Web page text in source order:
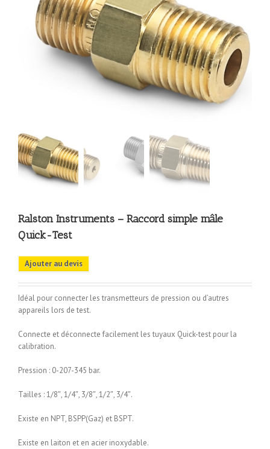
Ralston Instruments – Raccord simple mâle
Quick-Test
Ajouter au devis
Idéal pour connecter les transmetteurs de pression ou d’autres
appareils lors de test.
Connecte et déconnecte facilement les tuyaux Quick-test pour la
calibration.
Pression : 0-207-345 bar.
Tailles : 1/8″, 1/4″, 3/8″, 1/2″, 3/4″.
Existe en NPT, BSPP(Gaz) et BSPT.
Existe en laiton et en acier inoxydable.